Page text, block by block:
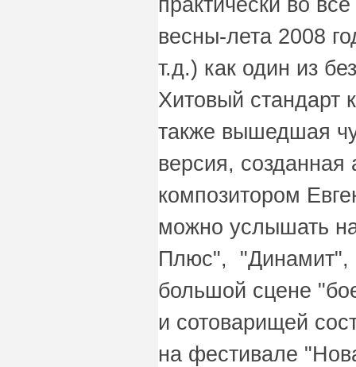
весны-лета 2008
т.д.) как один из
Хитовый стандарт
также вышедшая
версия, созданная
композитором
можно услышать
Плюс",
большой сцене
и сотоварищей
на фестивале